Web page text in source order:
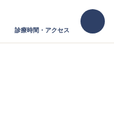
診療時間・アクセス